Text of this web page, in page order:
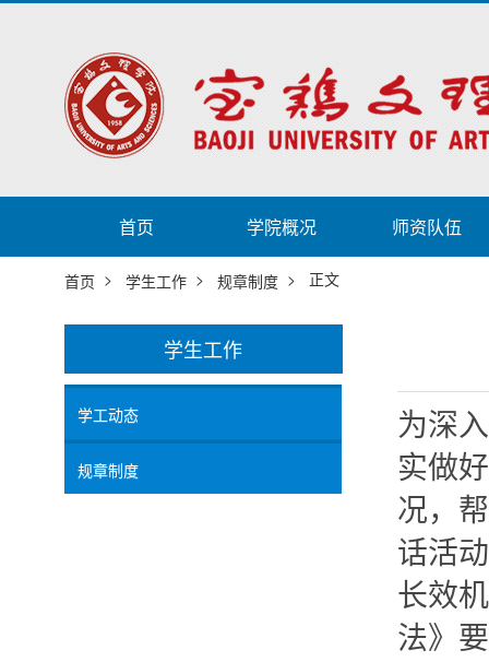
首页 学院概况 师资队伍
首页 > 学生工作> 规章制度> 正文
学生工作
学工动态
规章制度
为深
实做
况，
话活
长效
法》